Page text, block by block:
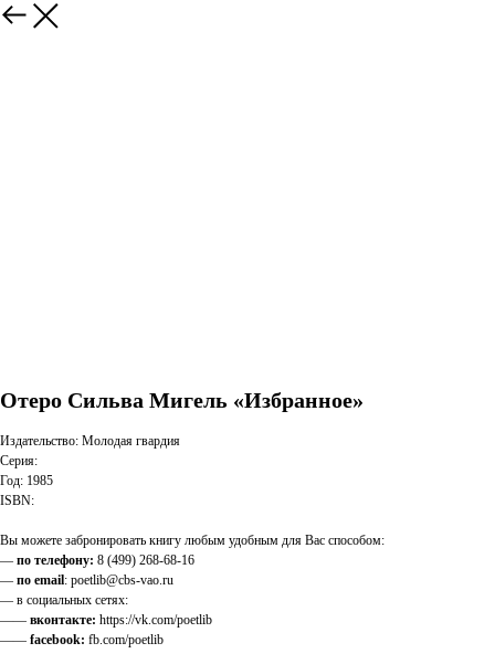
Отеро Сильва Мигель «Избранное»
Издательство: Молодая гвардия
Серия:
Год: 1985
ISBN:
Вы можете забронировать книгу любым удобным для Вас способом:
— по телефону: 8 (499) 268-68-16
— по email: poetlib@cbs-vao.ru
— в социальных сетях:
—— вконтакте: https://vk.com/poetlib
—— facebook: fb.com/poetlib